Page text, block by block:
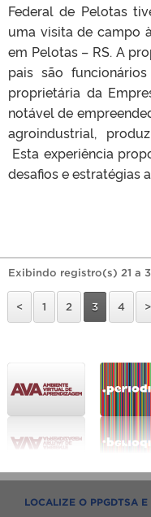
Federal de Pelotas
uma visita de campo
em Pelotas – RS. A
pais são
proprietária da
notável de
agroindustrial,
Esta experiência
desafios e estratégias
Exibindo registro(s) 21 a
< 1 2 3 4 >
LOCALIZE O PPGDTSA E